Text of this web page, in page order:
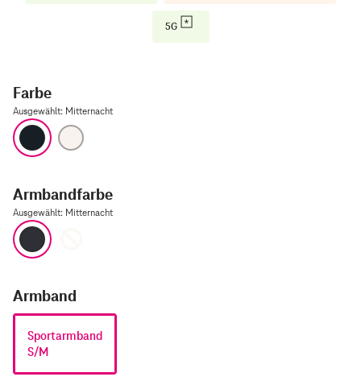
5G
Farbe
Ausgewählt: Mitternacht
Mitternacht
Armbandfarbe
Ausgewählt: Mitternacht
Armband
Sportarmband
S/M